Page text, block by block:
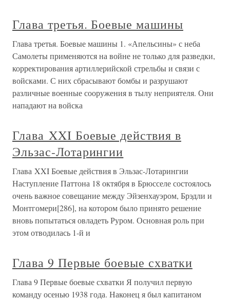
Глава третья. Боевые машины
Глава третья. Боевые машины 1. «Апельсины» с неба
Самолеты применяются на войне не только для разведки,
корректирования артиллерийской стрельбы и связи с
войсками. С них сбрасывают бомбы и разрушают
различные военные сооружения в тылу неприятеля. Они
нападают на войска
Глава XXI Боевые действия в
Эльзас-Лотарингии
Глава XXI Боевые действия в Эльзас-Лотарингии
Наступление Паттона 18 октября в Брюсселе состоялось
очень важное совещание между Эйзенхауэром, Брэдли и
Монтгомери[286], на котором было принято решение
вновь попытаться овладеть Руром. Основная роль при
этом отводилась 1-й и
Глава 9 Первые боевые схватки
Глава 9 Первые боевые схватки Я получил первую
команду осенью 1938 года. Наконец я был капитаном